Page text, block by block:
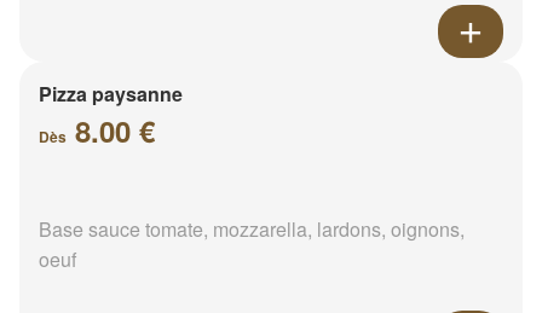
Pizza paysanne
Dès 8.00 €
Base sauce tomate, mozzarella, lardons, oignons,
oeuf